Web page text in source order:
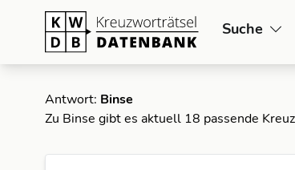
Suche
Antwort: Binse
Zu Binse gibt es aktuell 18 passende